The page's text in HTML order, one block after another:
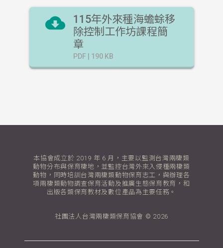
本協會成立於 2019 年 6 月，主要以監測台灣兩棲類
動物分布與保育棲地，並監控台灣外來入侵種兩棲類
動物，同時培訓台灣兩棲類動物保育志工，與辦理各
項兩棲類動物調查保育活動及推廣生態保育教育，和
出版各類保育教材及數位產品為主要任務。
社團法人台灣兩棲類保育協會 © 2026
cloud_download
115年外來種海蟾蜍移
除控制工作坊課程簡
章
PDF | 190 KB